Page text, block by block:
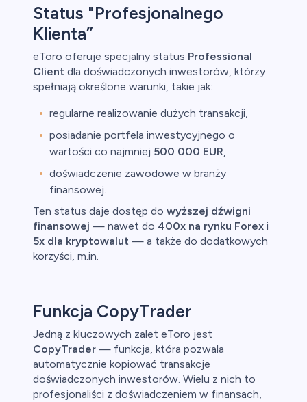
Status "Profesjonalnego
Klienta”
eToro oferuje specjalny status Professional
Client dla doświadczonych inwestorów, którzy
spełniają określone warunki, takie jak:
regularne realizowanie dużych transakcji,
posiadanie portfela inwestycyjnego o
wartości co najmniej 500 000 EUR,
doświadczenie zawodowe w branży
finansowej.
Ten status daje dostęp do wyższej dźwigni
finansowej — nawet do 400x na rynku Forex i
5x dla kryptowalut — a także do dodatkowych
korzyści, m.in.
Funkcja CopyTrader
Jedną z kluczowych zalet eToro jest
CopyTrader — funkcja, która pozwala
automatycznie kopiować transakcje
doświadczonych inwestorów. Wielu z nich to
profesjonaliści z doświadczeniem w finansach,